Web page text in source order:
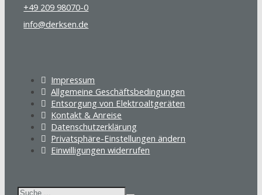
+49 209 98070-0
info@derksen.de
Impressum
Allgemeine Geschäftsbedingungen
Entsorgung von Elektroaltgeräten
Kontakt & Anreise
Datenschutzerklärung
Privatsphäre-Einstellungen ändern
Einwilligungen widerrufen
Suchen